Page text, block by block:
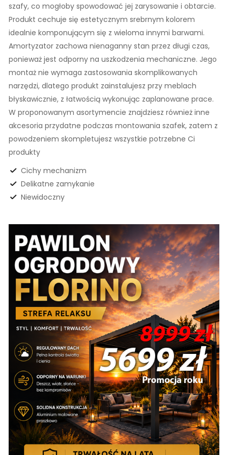
szafy, co mogłoby spowodować jej zarysowanie i obtarcie.
Produkt cechuje się estetycznym srebrnym kolorem
idealnie komponującym się z wieloma innymi barwami.
Amortyzator zachowa nienaganny stan przez długi czas,
ponieważ jest odporny na uszkodzenia mechaniczne. Jego
montaż nie wymaga zastosowania skomplikowanych
narzędzi, dlatego produkt zainstalujesz przy meblach
błyskawicznie, z łatwością wykonując zaplanowane prace.
W proponowanym asortymencie znajdziesz również inne
akcesoria przydatne podczas montowania szafek, zatem z
powodzeniem skompletujesz wszystkie potrzebne Ci
produkty
Cichy mechanizm
Delikatne zamykanie
Niewidoczny